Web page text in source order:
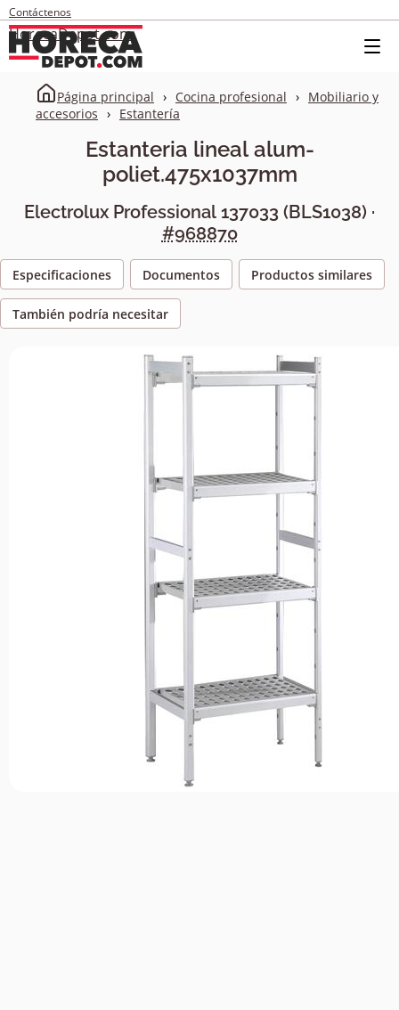
Contáctenos
HorecaDepot.com
Página principal Cocina profesional
Mobiliario y
accesorios
Estantería
Estanteria lineal alum-
poliet.475x1037mm
Electrolux Professional 137033 (BLS1038) ·
#968870
Especificaciones Documentos Productos similares
También podría necesitar